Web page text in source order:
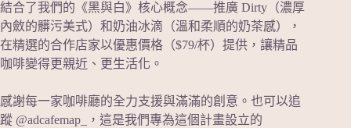
結合了我們的《黑與白》核心概念——推廣 Dirty（濃厚
內斂的髒污美式）和奶油冰滴（溫和柔順的奶茶感），
在精選的合作店家以優惠價格（$79/杯）提供，讓精品
咖啡變得更親近、更生活化。
感謝每一家咖啡廳的全力支援與滿滿的創意。也可以追
蹤 @adcafemap_，這是我們專為這個計畫設立的